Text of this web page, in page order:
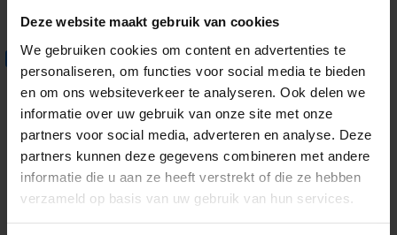
Deze website maakt gebruik van cookies
We gebruiken cookies om content en advertenties te
personaliseren, om functies voor social media te bieden
en om ons websiteverkeer te analyseren. Ook delen we
informatie over uw gebruik van onze site met onze
partners voor social media, adverteren en analyse. Deze
partners kunnen deze gegevens combineren met andere
informatie die u aan ze heeft verstrekt of die ze hebben
verzameld op basis van uw gebruik van hun services.
Extra fabrieksgarantie
Siemens WQ35G2C9NL
extraKlasse
Warmtepompdroger
4.9 (155)
8 kg vulgewicht
Energieklasse C
Trommelverlichting